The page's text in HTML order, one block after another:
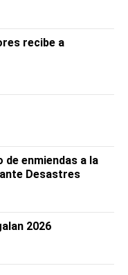
recibe a
de enmiendas a la
Desastres
2026